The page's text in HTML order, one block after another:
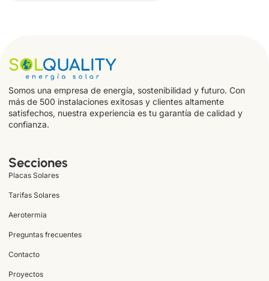
Somos una empresa de energía, sostenibilidad y futuro. Con
más de 500 instalaciones exitosas y clientes altamente
satisfechos, nuestra experiencia es tu garantía de calidad y
confianza.
Secciones
Placas Solares
Tarifas Solares
Aerotermia
Preguntas frecuentes
Contacto
Proyectos